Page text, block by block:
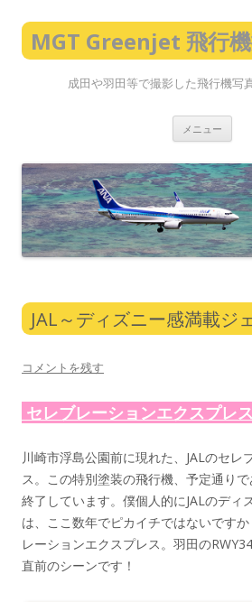
MGT Greenjet 飛行
成田や羽田等で撮影した飛行機写
メニュー
ン
ツ
へ
ス
キ
ッ
プ
JAL～ディズニー感満載ジ
コメントを残す
セレブレーションエクスプレス
川崎市浮島公園前に現れた、JALのセレ
ス。この特別塗装の飛行機、予定通り
終了しています。僕個人的にJALのディ
は、ここ数年でピカイチではないです
レーションエクスプレス。羽田の
直前のシーンです！